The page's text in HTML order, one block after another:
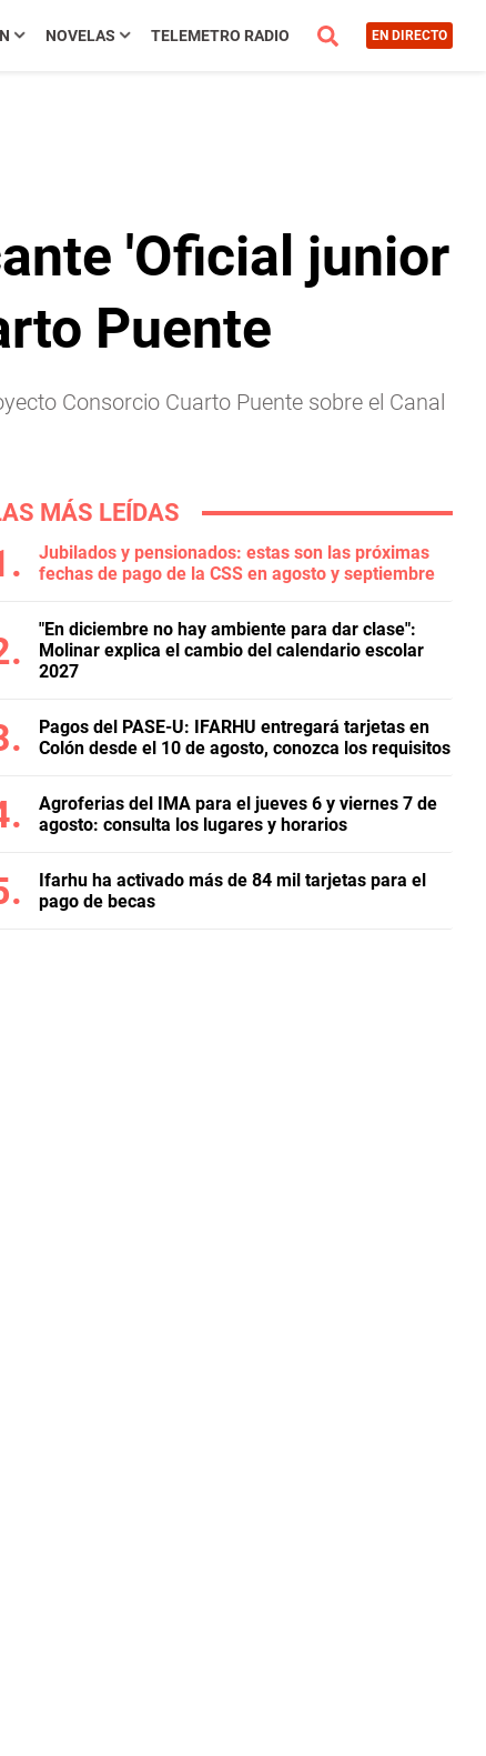
NOVELAS TELEMETRO RADIO EN DIRECTO
'Oficial junior
Puente
Consorcio Cuarto Puente sobre el Canal
MÁS LEÍDAS
Jubilados y pensionados: estas son las próximas
fechas de pago de la CSS en agosto y septiembre
"En diciembre no hay ambiente para dar clase":
Molinar explica el cambio del calendario escolar
2027
Pagos del PASE-U: IFARHU entregará tarjetas en
Colón desde el 10 de agosto, conozca los requisitos
Agroferias del IMA para el jueves 6 y viernes 7 de
agosto: consulta los lugares y horarios
Ifarhu ha activado más de 84 mil tarjetas para el
pago de becas